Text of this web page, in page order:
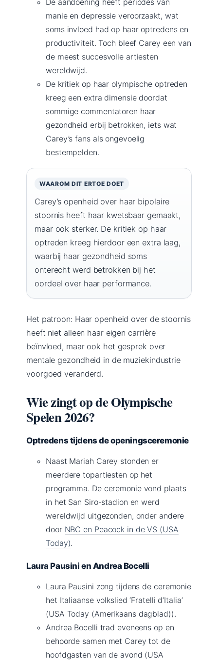
manie en depressie veroorzaakt, wat
soms invloed had op haar optredens en
productiviteit. Toch bleef Carey een van
de meest succesvolle artiesten
wereldwijd.
De kritiek op haar olympische optreden
kreeg een extra dimensie doordat
sommige commentatoren haar
gezondheid erbij betrokken, iets wat
Carey’s fans als ongevoelig
bestempelden.
WAAROM DIT ERTOE DOET
Carey’s openheid over haar bipolaire
stoornis heeft haar kwetsbaar gemaakt,
maar ook sterker. De kritiek op haar
optreden kreeg hierdoor een extra laag,
waarbij haar gezondheid soms
onterecht werd betrokken bij het
oordeel over haar performance.
Het patroon: Haar openheid over de stoornis
heeft niet alleen haar eigen carrière
beïnvloed, maar ook het gesprek over
mentale gezondheid in de muziekindustrie
voorgoed veranderd.
Wie zingt op de Olympische
Spelen 2026?
Optredens tijdens de openingsceremonie
Naast Mariah Carey stonden er
meerdere topartiesten op het
programma. De ceremonie vond plaats
in het San Siro-stadion en werd
wereldwijd uitgezonden, onder andere
door NBC en Peacock in de VS (USA
Today).
Laura Pausini en Andrea Bocelli
Laura Pausini zong tijdens de ceremonie
het Italiaanse volkslied ‘Fratelli d’Italia’
(USA Today (Amerikaans dagblad)).
Andrea Bocelli trad eveneens op en
behoorde samen met Carey tot de
hoofdgasten van de avond (USA